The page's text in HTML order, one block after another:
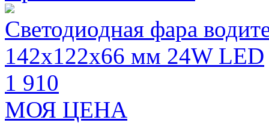
Светодиодная фара
142х122х66 мм 24W LED
1 910
МОЯ ЦЕНА